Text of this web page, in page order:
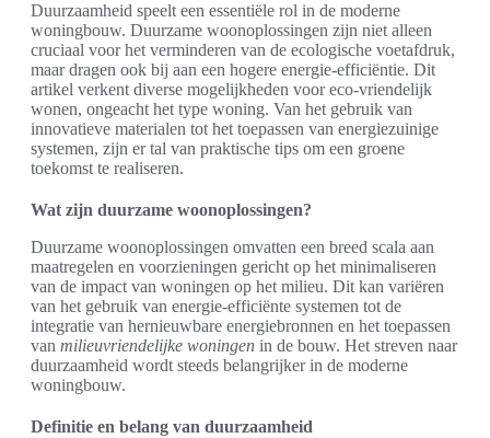
Duurzaamheid speelt een essentiële rol in de moderne
woningbouw. Duurzame woonoplossingen zijn niet alleen
cruciaal voor het verminderen van de ecologische voetafdruk,
maar dragen ook bij aan een hogere energie-efficiëntie. Dit
artikel verkent diverse mogelijkheden voor eco-vriendelijk
wonen, ongeacht het type woning. Van het gebruik van
innovatieve materialen tot het toepassen van energiezuinige
systemen, zijn er tal van praktische tips om een groene
toekomst te realiseren.
Wat zijn duurzame woonoplossingen?
Duurzame woonoplossingen omvatten een breed scala aan
maatregelen en voorzieningen gericht op het minimaliseren
van de impact van woningen op het milieu. Dit kan variëren
van het gebruik van energie-efficiënte systemen tot de
integratie van hernieuwbare energiebronnen en het toepassen
van milieuvriendelijke woningen in de bouw. Het streven naar
duurzaamheid wordt steeds belangrijker in de moderne
woningbouw.
Definitie en belang van duurzaamheid